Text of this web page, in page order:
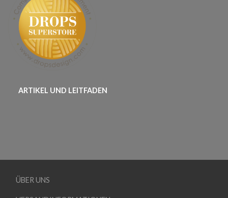
ARTIKEL UND LEITFADEN
ÜBER UNS